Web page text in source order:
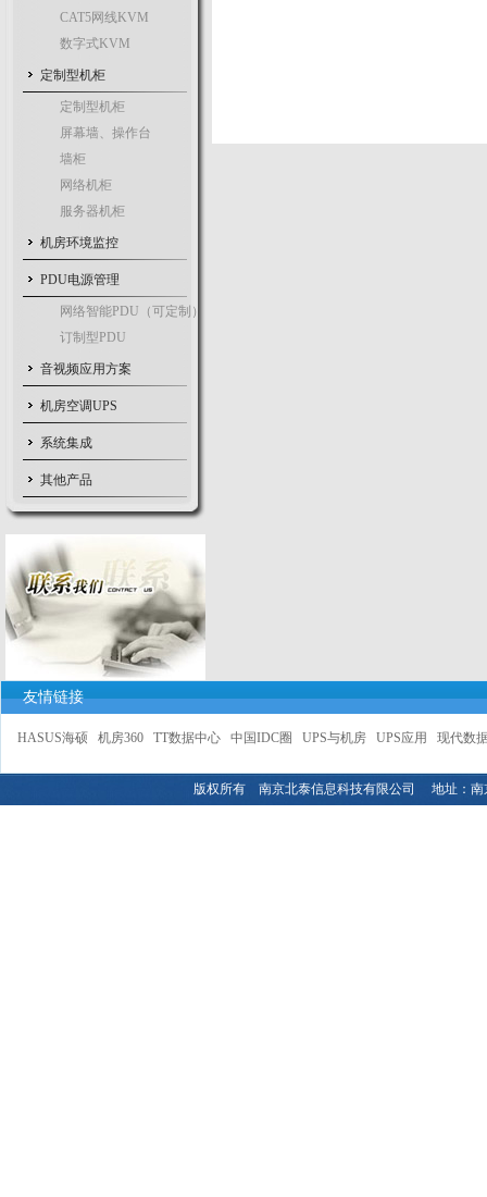
CAT5网线KVM
数字式KVM
定制型机柜
定制型机柜
屏幕墙、操作台
墙柜
网络机柜
服务器机柜
机房环境监控
PDU电源管理
网络智能PDU（可定制）
订制型PDU
音视频应用方案
机房空调UPS
系统集成
其他产品
友情链接
HASUS海硕 机房360 TT数据中心 中国IDC圈 UPS与机房 UPS应用 现代数
版权所有 南京北泰信息科技有限公司 地址：南